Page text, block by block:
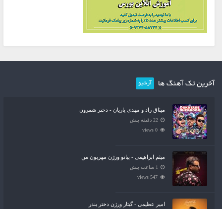
آخرین تک آهنگ ها آرشیو
میثاق راد و مهدی یاریان - دختر شمرون
22 دقیقه پیش
0 views
میثم ابراهیمی - پیانو ورژن مهربون من
1 ساعت پیش
547 views
امیر عظیمی - گیتار ورژن دختر بندر